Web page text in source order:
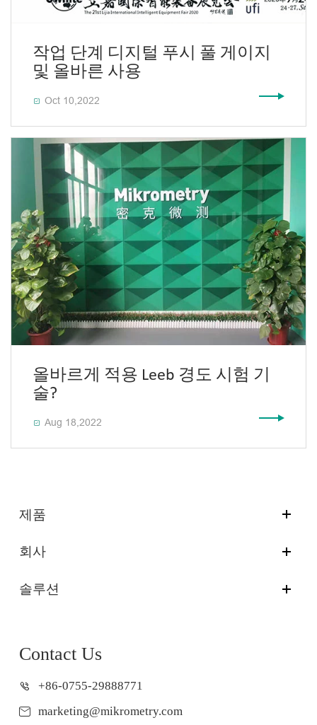
작업 단계 디지털 푸시 풀 게이지
및 올바른 사용
 Oct 10,2022
올바르게 적용 Leeb 경도 시험 기
술?
 Aug 18,2022
제품
회사
솔루션
Contact Us
+86-0755-29888771
marketing@mikrometry.com